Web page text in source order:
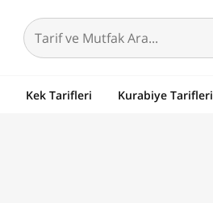
Kek Tarifleri Kurabiye Tarifleri